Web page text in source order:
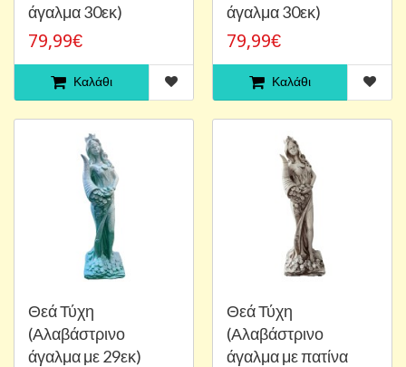
άγαλμα 30εκ)
79,99€
Καλάθι
άγαλμα 30εκ)
79,99€
Καλάθι
Θεά Τύχη
(Αλαβάστρινο
άγαλμα με 29εκ)
Θεά Τύχη
(Αλαβάστρινο
άγαλμα με πατίνα